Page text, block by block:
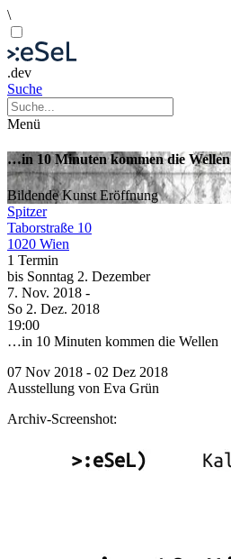
\
.dev
Suche
Menü
…in 10 Minuten kommen die Wellen
Bildende Kunst Eröffnung
Spitzer
Taborstraße 10
1020 Wien
1 Termin
bis Sonntag 2. Dezember
7. Nov. 2018 -
So 2. Dez. 2018
19:00
…in 10 Minuten kommen die Wellen
07 Nov 2018 - 02 Dez 2018
Ausstellung von Eva Grün
Archiv-Screenshot: